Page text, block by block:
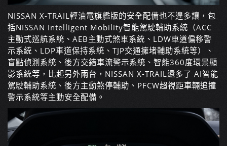
NISSAN X-TRAIL輕油電旗艦版的安全配備也不遑多讓，包
括NISSAN Intelligent Mobility智能駕駛輔助系統（ACC
主動式巡航系統、 AEB主動式煞車系統、 LDW車道偏移警
示系統、 LDP車道保持系統、 TJP交通擁堵輔助系統等）、
盲點偵測系統、後方交錯車流警示系統、智能360度環景顯
影系統等，比起另外兩台， NISSAN X-TRAIL還多了 AI智能
駕駛輔助系統、後方主動煞停輔助、 PFCW超視距車輛追撞
警示系統等主動安全配備。